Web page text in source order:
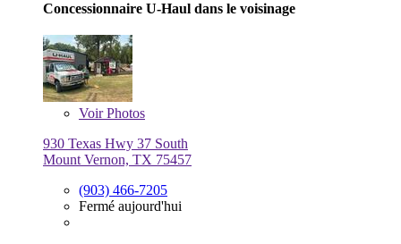
Concessionnaire U-Haul dans le voisinage
VoirPhotos
930 Texas Hwy 37 South
Mount Vernon, TX 75457
(903) 466-7205
Fermé aujourd'hui